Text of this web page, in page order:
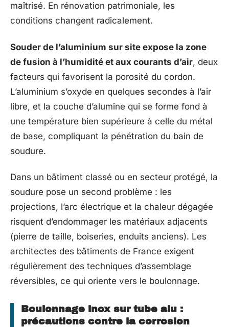
maîtrisé. En rénovation patrimoniale, les
conditions changent radicalement.
Souder de l’aluminium sur site expose la zone
de fusion à l’humidité et aux courants d’air, deux
facteurs qui favorisent la porosité du cordon.
L’aluminium s’oxyde en quelques secondes à l’air
libre, et la couche d’alumine qui se forme fond à
une température bien supérieure à celle du métal
de base, compliquant la pénétration du bain de
soudure.
Dans un bâtiment classé ou en secteur protégé, la
soudure pose un second problème : les
projections, l’arc électrique et la chaleur dégagée
risquent d’endommager les matériaux adjacents
(pierre de taille, boiseries, enduits anciens). Les
architectes des bâtiments de France exigent
régulièrement des techniques d’assemblage
réversibles, ce qui oriente vers le boulonnage.
Boulonnage inox sur tube alu :
précautions contre la corrosion